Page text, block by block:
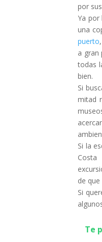
por
Ya por
una
puerto
a gran
todas
bien.
Si
mitad
Si la
Costa
de
Si
Te